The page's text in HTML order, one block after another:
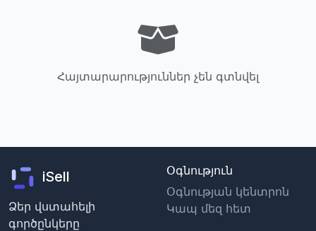
Հայտարարություններ չեն գտնվել
iSell
Ձեր վստահելի
գործընկերը
Օգնություն
Օգնության կենտրոն
Կապ մեզ հետ